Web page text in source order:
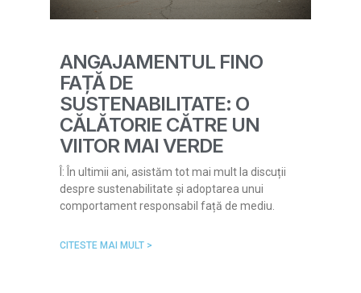
ANGAJAMENTUL FINO
FAȚĂ DE
SUSTENABILITATE: O
CĂLĂTORIE CĂTRE UN
VIITOR MAI VERDE
Î: În ultimii ani, asistăm tot mai mult la discuții
despre sustenabilitate și adoptarea unui
comportament responsabil față de mediu.
CITESTE MAI MULT >